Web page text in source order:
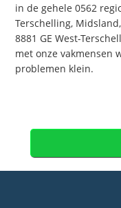
in de gehele 0562
Terschelling,
8881 GE West-
met onze vakmensen
problemen klein.